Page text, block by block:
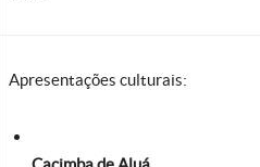
Apresentações culturais: